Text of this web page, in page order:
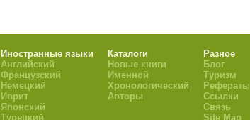
Иностранные языки
Английский
Французский
Немецкий
Иврит
Японский
Турецкий
Каталоги
Новые книги
Именной
Хронологический
Авторы
Разное
Блог
Туризм
Рефераты
Ссылки
Связь
Site Map